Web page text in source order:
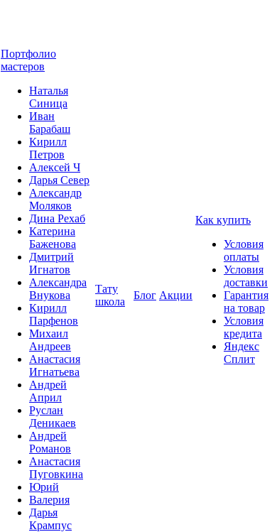
Портфолио
мастеров
Наталья
Синица
Иван
Барабаш
Кирилл
Петров
Алексей Ч
Дарья Север
Александр
Моляков
Дина Рехаб
Катерина
Баженова
Дмитрий
Игнатов
Александра
Внукова
Кирилл
Парфенов
Михаил
Андреев
Анастасия
Игнатьева
Андрей
Април
Руслан
Деникаев
Андрей
Романов
Анастасия
Пуговкина
Юрий
Валерия
Дарья
Крампус
Тату
школа
Блог Акции
Как купить
Условия
оплаты
Условия
доставки
Гарантия
на товар
Условия
кредита
Яндекс
Сплит